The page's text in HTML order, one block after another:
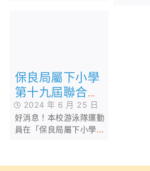
保良局屬下小學
第十九屆聯合水
運會
2024 年 6 月 25 日
好消息！本校游泳隊運動
員在「保良局屬下小學第
組團體季軍、女子乙組